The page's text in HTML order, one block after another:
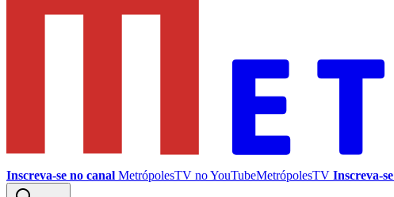
Inscreva-se no canal MetrópolesTV noYouTubeMetrópolesTV Inscreva-se